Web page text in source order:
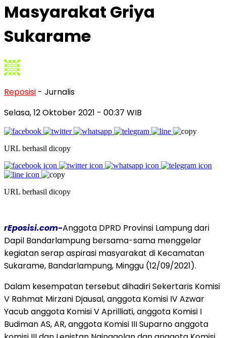
Masyarakat Griya
Sukarame
Reposisi - Jurnalis
Selasa, 12 Oktober 2021 - 00:37 WIB
URL berhasil dicopy
URL berhasil dicopy
rEposisi.com-Anggota DPRD Provinsi Lampung dari
Dapil Bandarlampung bersama-sama menggelar
kegiatan serap aspirasi masyarakat di Kecamatan
Sukarame, Bandarlampung, Minggu (12/09/2021).
Dalam kesempatan tersebut dihadiri Sekertaris Komisi
V Rahmat Mirzani Djausal, anggota Komisi IV Azwar
Yacub anggota Komisi V Aprilliati, anggota Komisi I
Budiman AS, AR, anggota Komisi III Suparno anggota